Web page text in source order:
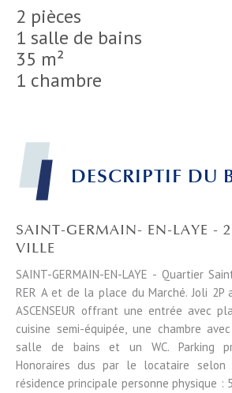
2 pièces
1 salle de bains
35 m²
1 chambre
DESCRIPTIF DU
SAINT-GERMAIN- EN-LAYE -
VILLE
SAINT-GERMAIN-EN-LAYE - Quartier
RER A et de la place du Marché. Joli 2P
ASCENSEUR offrant une entrée avec
cuisine semi-équipée, une chambre
salle de bains et un WC. Parking
Honoraires dus par le locataire
résidence principale personne physique :